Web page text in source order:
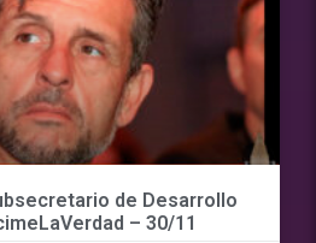
de Desarrollo
– 30/11